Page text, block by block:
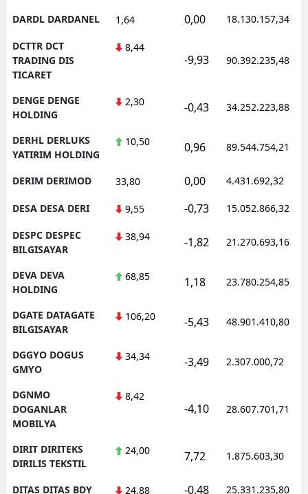
DARDL DARDANEL 1,64 0,00 18.130.157,34
DCTTR DCT
TRADING DIS
TICARET
8,44
-9,93 90.392.235,48
DENGE DENGE
HOLDING
2,30 -0,43 34.252.223,88
DERHL DERLUKS
YATIRIM HOLDING
10,50 0,96 89.544.754,21
DERIM DERIMOD 33,80 0,00 4.431.692,32
DESA DESA DERI 9,55 -0,73 15.052.866,32
DESPC DESPEC
BILGISAYAR
38,94 -1,82 21.270.693,16
DEVA DEVA
HOLDING
68,85 1,18 23.780.254,85
DGATE DATAGATE
BILGISAYAR
106,20 -5,43 48.901.410,80
DGGYO DOGUS
GMYO
34,34 -3,49 2.307.000,72
DGNMO
DOGANLAR
MOBILYA
8,42
-4,10 28.607.701,71
DIRIT DIRITEKS
DIRILIS TEKSTIL
24,00 7,72 1.875.603,30
DITAS DITAS BDY 24,88 -0,48 25.331.235,80